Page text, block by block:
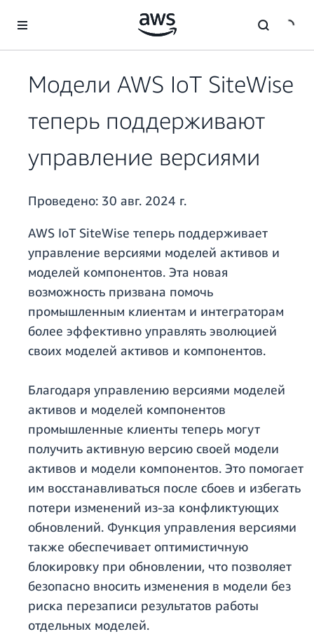
Перейти к главному контенту
Модели AWS IoT SiteWise
теперь поддерживают
управление версиями
Проведено: 30 авг. 2024 г.
AWS IoT SiteWise теперь поддерживает
управление версиями моделей активов и
моделей компонентов. Эта новая
возможность призвана помочь
промышленным клиентам и интеграторам
более эффективно управлять эволюцией
своих моделей активов и компонентов.
Благодаря управлению версиями моделей
активов и моделей компонентов
промышленные клиенты теперь могут
получить активную версию своей модели
активов и модели компонентов. Это помогает
им восстанавливаться после сбоев и избегать
потери изменений из-за конфликтующих
обновлений. Функция управления версиями
также обеспечивает оптимистичную
блокировку при обновлении, что позволяет
безопасно вносить изменения в модели без
риска перезаписи результатов работы
отдельных моделей.